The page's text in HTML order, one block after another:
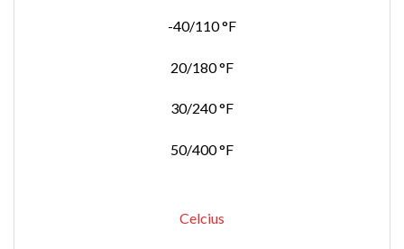
-40/110 °F
20/180 °F
30/240 °F
50/400 °F
Celcius